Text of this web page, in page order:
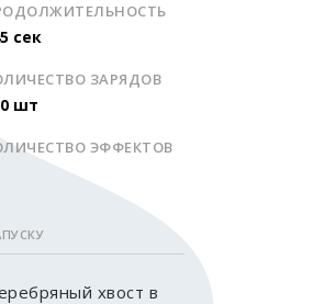
сек
ЗАРЯДОВ
шт
ЭФФЕКТОВ
хвост в